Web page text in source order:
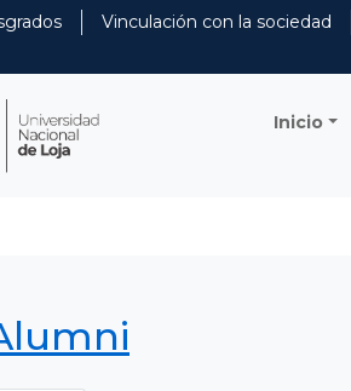
Vinculación con la sociedad
Inicio